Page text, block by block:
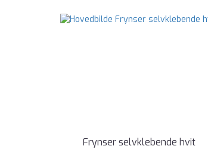
Frynser selvklebende hvit